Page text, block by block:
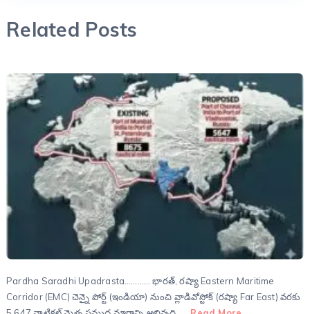
Related Posts
Pardha Saradhi Upadrasta………… భారత్, రష్యా Eastern Maritime
Corridor (EMC) చెన్నై పోర్ట్ (ఇండియా) నుంచి వ్లాడివోస్టోక్ (రష్యా Far East) వరకు